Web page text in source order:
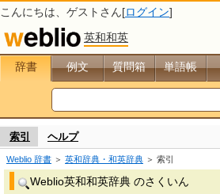
こんにちは、 ゲスト さん[ログイン]
英和和英
辞書 例文 質問箱 単語帳
索引 ヘルプ
Weblio 辞書 ＞ 英和辞典・和英辞典 ＞ 索引
Weblio英和和英辞典 のさくいん